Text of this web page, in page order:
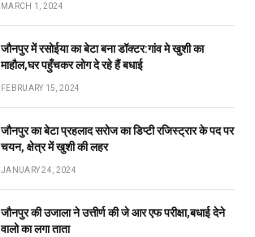
MARCH 1, 2024
जौनपुर में रसोईया का बेटा बना डॉक्टर:गांव मे खुशी का
माहौल,घर पहुँचकर लोग दे रहे हैं बधाई
FEBRUARY 15, 2024
जौनपुर का बेटा प्रहलाद सरोज का डिप्टी रजिस्ट्रार के पद पर
चयन, क्षेत्र में खुशी की लहर
JANUARY 24, 2024
जौनपुर की उजाला ने उत्तीर्ण की जे आर एफ परीक्षा,बधाई देने
वालो का लगा ताता